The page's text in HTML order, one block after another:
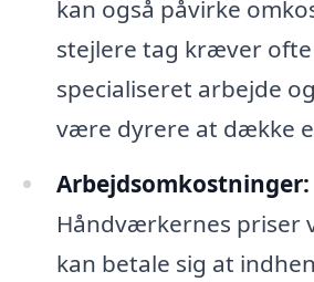
kan også påvirke
stejlere tag kræver
specialiseret arbejde
være dyrere at dække
Arbejdsomkostninger:
Håndværkernes priser
kan betale sig at